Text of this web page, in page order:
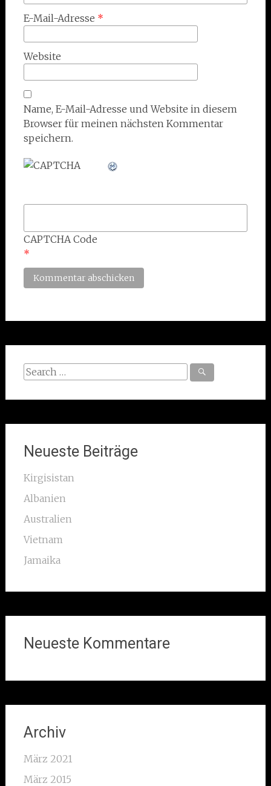
E-Mail-Adresse *
Website
Name, E-Mail-Adresse und Website in diesem
Browser für meinen nächsten Kommentar
speichern.
CAPTCHA Code
*
Search
Neueste Beiträge
Kirgisistan
Albanien
Australien
Vietnam
Jamaika
Neueste Kommentare
Archiv
März 2021
März 2015